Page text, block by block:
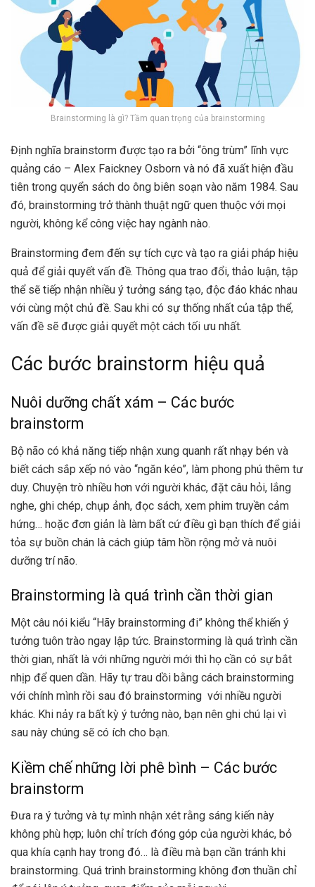
Brainstorming là gì? Tầm quan trọng của brainstorming
Định nghĩa brainstorm được tạo ra bởi “ông trùm” lĩnh vực
quảng cáo – Alex Faickney Osborn và nó đã xuất hiện đầu
tiên trong quyển sách do ông biên soạn vào năm 1984. Sau
đó, brainstorming trở thành thuật ngữ quen thuộc với mọi
người, không kể công việc hay ngành nào.
Brainstorming đem đến sự tích cực và tạo ra giải pháp hiệu
quả để giải quyết vấn đề. Thông qua trao đổi, thảo luận, tập
thể sẽ tiếp nhận nhiều ý tưởng sáng tạo, độc đáo khác nhau
với cùng một chủ đề. Sau khi có sự thống nhất của tập thể,
vấn đề sẽ được giải quyết một cách tối ưu nhất.
Các bước brainstorm hiệu quả
Nuôi dưỡng chất xám – Các bước
brainstorm
Bộ não có khả năng tiếp nhận xung quanh rất nhạy bén và
biết cách sắp xếp nó vào “ngăn kéo”, làm phong phú thêm tư
duy. Chuyện trò nhiều hơn với người khác, đặt câu hỏi, lắng
nghe, ghi chép, chụp ảnh, đọc sách, xem phim truyền cảm
hứng… hoặc đơn giản là làm bất cứ điều gì bạn thích để giải
tỏa sự buồn chán là cách giúp tâm hồn rộng mở và nuôi
dưỡng trí não.
Brainstorming là quá trình cần thời gian
Một câu nói kiểu “Hãy brainstorming đi” không thể khiến ý
tưởng tuôn trào ngay lập tức. Brainstorming là quá trình cần
thời gian, nhất là với những người mới thì họ cần có sự bắt
nhịp để quen dần. Hãy tự trau dồi bằng cách brainstorming
với chính mình rồi sau đó brainstorming với nhiều người
khác. Khi nảy ra bất kỳ ý tưởng nào, bạn nên ghi chú lại vì
sau này chúng sẽ có ích cho bạn.
Kiềm chế những lời phê bình – Các bước
brainstorm
Đưa ra ý tưởng và tự mình nhận xét rằng sáng kiến này
không phù hợp; luôn chỉ trích đóng góp của người khác, bỏ
qua khía cạnh hay trong đó… là điều mà bạn cần tránh khi
brainstorming. Quá trình brainstorming không đơn thuần chỉ